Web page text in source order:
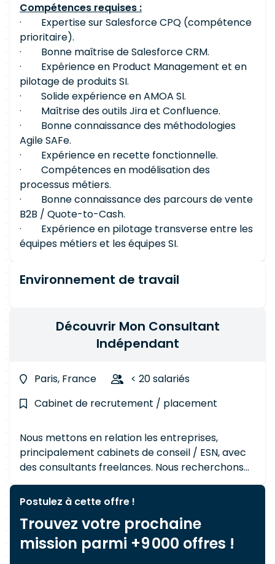
Compétences requises :
· Expertise sur Salesforce CPQ (compétence
prioritaire).
· Bonne maîtrise de Salesforce CRM.
· Expérience en Product Management et en
pilotage de produits SI.
· Solide expérience en AMOA SI.
· Maîtrise des outils Jira et Confluence.
· Bonne connaissance des méthodologies
Agile SAFe.
· Expérience en recette fonctionnelle.
· Compétences en modélisation des
processus métiers.
· Bonne connaissance des parcours de vente
B2B / Quote-to-Cash.
· Expérience en pilotage transverse entre les
équipes métiers et les équipes SI.
Environnement de travail
Découvrir Mon Consultant
Indépendant
Paris, France
< 20 salariés
Cabinet de recrutement / placement
Nous mettons en relation les entreprises,
principalement cabinets de conseil / ESN, avec
des consultants freelances. Nous recherchons
des profils en permanence donc n'hésitez pas à
nous écrire à contact@mon-consultant-
Postulez à cette offre !
Trouvez votre prochaine
mission parmi +9 000 offres !